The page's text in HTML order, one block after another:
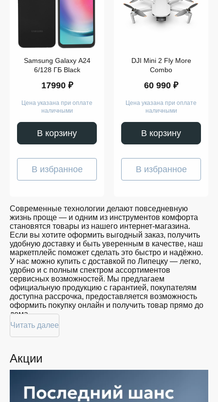
Компьютеры
Гаджеты
Аксессуары
Apple
Samsung
наушники
пылесосы
Выпрямители
волос
Стайлеры
и
работа
Забота
о
близких
Красота
Спорт
Для
дома
Цена
от
до
Показать
ещё
Память
128
GB
Samsung Galaxy A24
6/128 ГБ Black
17990 ₽
Цена указана при оплате
наличными
В корзину
В избранное
DJI Mini 2 Fly More
Combo
60 990 ₽
Цена указана при оплате
наличными
В корзину
В избранное
Современные технологии делают повседневную
жизнь проще — и одним из инструментов комфорта
становятся товары из нашего интернет-магазина.
Если вы хотите оформить выгодный заказ, получить
удобную доставку и быть уверенным в качестве, наш
маркетплейс поможет сделать это быстро и надёжно.
У нас можно купить с доставкой по Липецку — легко,
удобно и с полным спектром ассортиментов
сервисных возможностей. Мы предлагаем
официальную продукцию с гарантией, покупателям
доступна рассрочка, предоставляется возможность
оформить покупку онлайн и получить товар прямо до
дома.
Покупателям доступна покупка по привлекательной
цене: мы регулярно обновляем ассортимент, следим
выбор продукции. В нашем магазине в Липецке вы
всегда найдёте нужный продукт в нужный момент.
объема, с возможностью выполнить бесплатную
доставку.
Читать далее
Акции